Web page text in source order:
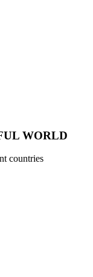
WORLD
countries